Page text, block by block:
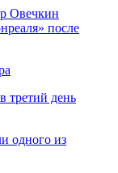
Овечкин
после
день
одного из